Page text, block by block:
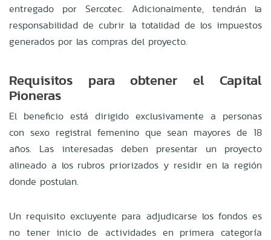
entregado por Sercotec. Adicionalmente, tendrán la
responsabilidad de cubrir la totalidad de los impuestos
generados por las compras del proyecto.
Requisitos para obtener el Capital
Pioneras
El beneficio está dirigido exclusivamente a personas
con sexo registral femenino que sean mayores de 18
años. Las interesadas deben presentar un proyecto
alineado a los rubros priorizados y residir en la región
donde postulan.
Un requisito excluyente para adjudicarse los fondos es
no tener inicio de actividades en primera categoría